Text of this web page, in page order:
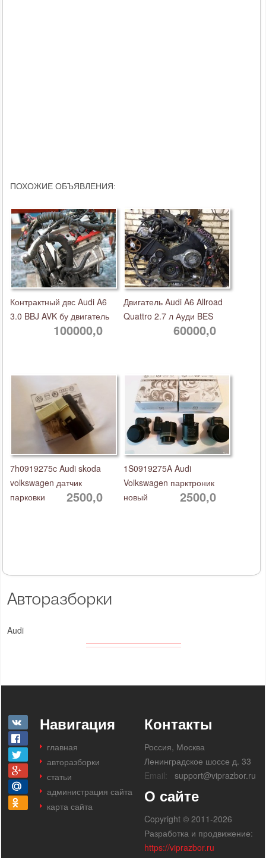
Авторазборки
Audi
ПОХОЖИЕ ОБЪЯВЛЕНИЯ:
Контрактный двс Audi A6
3.0 BBJ AVK бу двигатель
100000,0
Двигатель Audi A6 Allroad
Quattro 2.7 л Ауди BES
60000,0
7h0919275c Audi skoda
volkswagen датчик
парковки
2500,0
1S0919275A Audi
Volkswagen парктроник
новый
2500,0
Навигация
главная
авторазборки
статьи
администрация сайта
карта сайта
Контакты
Россия, Москва
Ленинградское шоссе д. 33
Email:
support@viprazbor.ru
О сайте
Copyright © 2011-2026
Разработка и продвижение:
https://viprazbor.ru